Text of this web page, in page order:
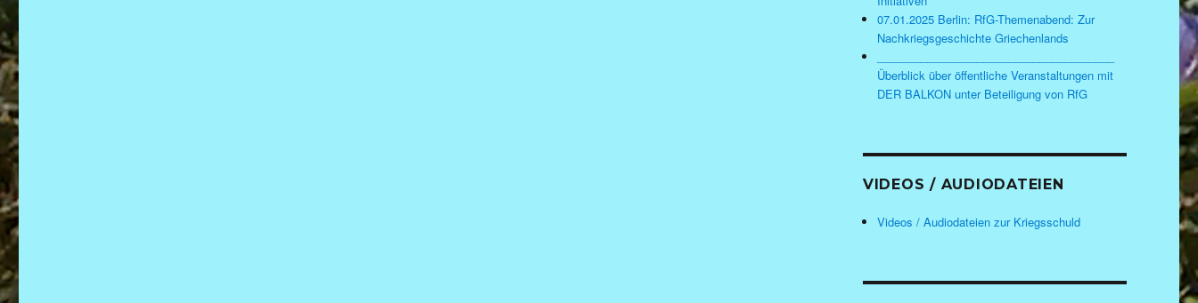
07.01.2025 Berlin: RfG-Themenabend: Zur
Nachkriegsgeschichte Griechenlands
Überblick über öffentliche Veranstaltungen mit
DER BALKON unter Beteiligung von RfG
VIDEOS / AUDIODATEIEN
Videos / Audiodateien zur Kriegsschuld